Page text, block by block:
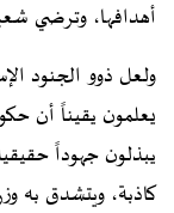
أهدافها، وترضي
ولعل ذوو الجنود
يعلمون يقيناً أن
يبذلون جهوداً
كاذبة، ويتشدق به